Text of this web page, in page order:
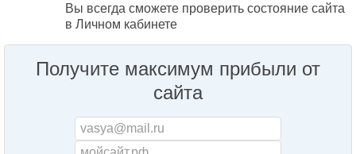
Вы всегда сможете проверить состояние сайта
в Личном кабинете
Получите максимум прибыли от
сайта